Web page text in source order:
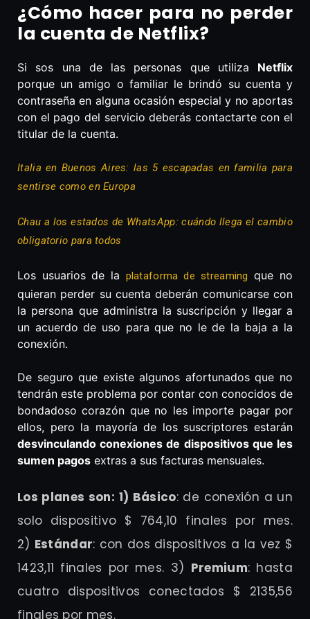
¿Cómo hacer para no perder
la cuenta de Netflix?
Si sos una de las personas que utiliza Netflix
porque un amigo o familiar le brindó su cuenta y
contraseña en alguna ocasión especial y no aportas
con el pago del servicio deberás contactarte con el
titular de la cuenta.
Italia en Buenos Aires: las 5 escapadas en familia para
sentirse como en Europa
Chau a los estados de WhatsApp: cuándo llega el cambio
obligatorio para todos
Los usuarios de la plataforma de streaming que no
quieran perder su cuenta deberán comunicarse con
la persona que administra la suscripción y llegar a
un acuerdo de uso para que no le de la baja a la
conexión.
De seguro que existe algunos afortunados que no
tendrán este problema por contar con conocidos de
bondadoso corazón que no les importe pagar por
ellos, pero la mayoría de los suscriptores estarán
desvinculando conexiones de dispositivos que les
sumen pagos extras a sus facturas mensuales.
Los planes son: 1) Básico: de conexión a un
solo dispositivo $ 764,10 finales por mes.
2) Estándar: con dos dispositivos a la vez $
1423,11 finales por mes. 3) Premium: hasta
cuatro dispositivos conectados $ 2135,56
finales por mes.